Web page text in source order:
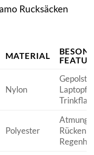
Rucksäcken
MATERIAL
Nylon
Polyester